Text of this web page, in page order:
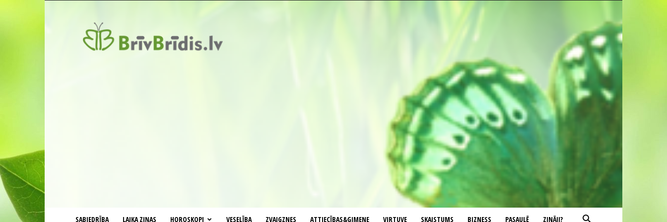
SABIEDRĪBA LAIKA ZIŅAS HOROSKOPI VESELĪBA ZVAIGZNES ATTIECĪBAS&ĢIMENE VIRTUVE SKAISTUMS BIZNESS PASAULĒ ZINĀJI?